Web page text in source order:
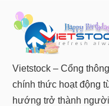
Vietstock – Cổng
chính thức hoạt động
hướng trở thành